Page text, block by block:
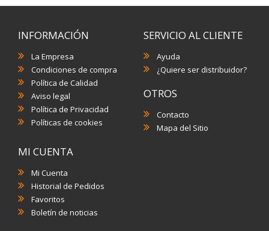
INFORMACIÓN
La Empresa
Condiciones de compra
Política de Calidad
Aviso legal
Política de Privacidad
Políticas de cookies
SERVICIO AL CLIENTE
Ayuda
¿Quiere ser distribuidor?
OTROS
Contacto
Mapa del Sitio
MI CUENTA
Mi Cuenta
Historial de Pedidos
Favoritos
Boletín de noticias